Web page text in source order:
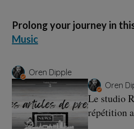
Prolong your journey in
Music
Oren Dipple
Oren
Le studio
répétition